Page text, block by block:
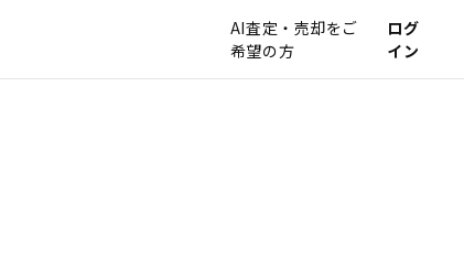
AI査定・売却をご
希望の方
ログ
イン